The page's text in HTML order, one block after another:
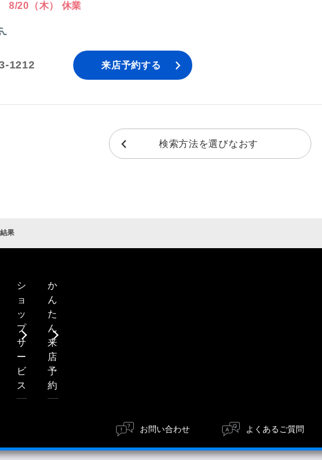
8/20（木） 休業
1212 来店予約する
検索方法を選びなおす
果
シ
ョ
ッ
プ
サ
ー
ビ
ス
か
ん
た
ん
来
店
予
約
お問い合わせ よくあるご質問